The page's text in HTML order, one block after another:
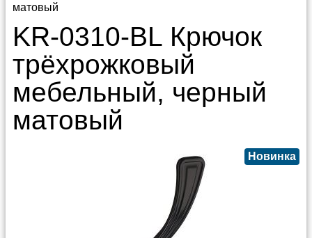
матовый
KR-0310-BL Крючок
трёхрожковый
мебельный, черный
матовый
Новинка